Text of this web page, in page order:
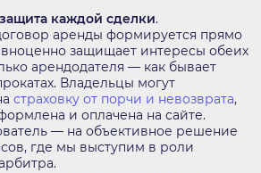
каждой сделки.
аренды формируется прямо
защищает интересы обеих
арендодателя — как бывает
Владельцы могут
страховку от порчи и невозврата,
и оплачена на сайте.
— на объективное решение
где мы выступим в роли